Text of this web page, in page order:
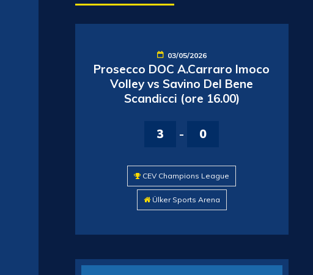
03/05/2026
Prosecco DOC A.Carraro Imoco
Volley vs Savino Del Bene
Scandicci (ore 16.00)
3 - 0
CEV Champions League
Ülker Sports Arena